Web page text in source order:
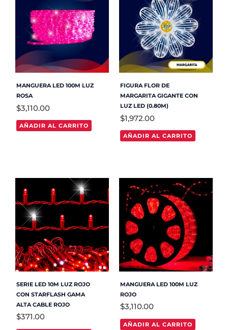
MANGUERA LED 100M LUZ
ROSA
$3,110.00
AÑADIR AL CARRITO
FIGURA FLOR DE
MARGARITA GIGANTE CON
LUZ LED (0.80M)
$1,972.00
AÑADIR AL CARRITO
SERIE LED 10M LUZ ROJO
CON STARFLASH GAMA
ALTA CABLE ROJO
$371.00
MANGUERA LED 100M LUZ
ROJO
$3,110.00
AÑADIR AL CARRITO